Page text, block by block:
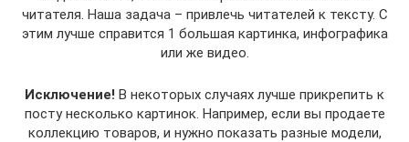
читателя. Наша задача – привлечь читателей к тексту. С
этим лучше справится 1 большая картинка, инфографика
или же видео.
Исключение! В некоторых случаях лучше прикрепить к
посту несколько картинок. Например, если вы продаете
коллекцию товаров, и нужно показать разные модели,